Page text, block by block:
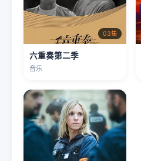
03集
六重奏第二季
音乐